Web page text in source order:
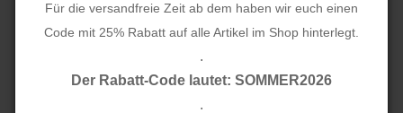
Für die versandfreie Zeit ab dem haben wir euch einen
Code mit 25% Rabatt auf alle Artikel im Shop hinterlegt.
.
Der Rabatt-Code lautet: SOMMER2026
.